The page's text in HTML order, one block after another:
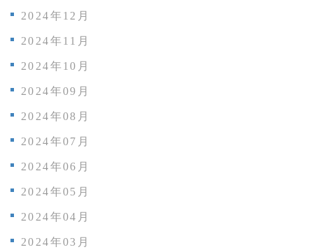
2024年12月
2024年11月
2024年10月
2024年09月
2024年08月
2024年07月
2024年06月
2024年05月
2024年04月
2024年03月